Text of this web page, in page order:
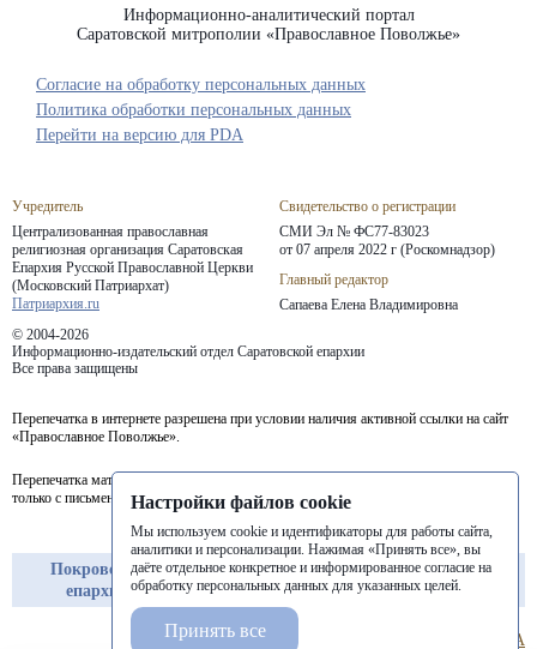
Информационно-аналитический портал
Саратовской митрополии «Православное Поволжье»
Учредитель
Централизованная православная
религиозная организация Саратовская
Епархия Русской Православной Церкви
(Московский Патриархат)
Патриархия.ru
Свидетельство о регистрации
СМИ Эл № ФС77-83023
от 07 апреля 2022 г (Роскомнадзор)
Главный редактор
Сапаева Елена Владимировна
© 2004-2026
Информационно-издательский отдел Саратовской епархии
Все права защищены
Согласие на обработку персональных данных
Политика обработки персональных данных
Перепечатка в интернете разрешена при условии наличия активной ссылки на сайт
«Православное Поволжье».
Перепечатка материалов портала в печатных изданиях (книгах, прессе) возможна
только с письменного разрешения редакции.
Покровская
епархия
Балашовская
епархия
Балаковская
епархия
Перейти на версию для PDA
Настройки файлов cookie
Мы используем cookie и идентификаторы для работы сайта,
аналитики и персонализации. Нажимая «Принять все», вы
даёте отдельное конкретное и информированное согласие на
обработку персональных данных для указанных целей.
Принять все